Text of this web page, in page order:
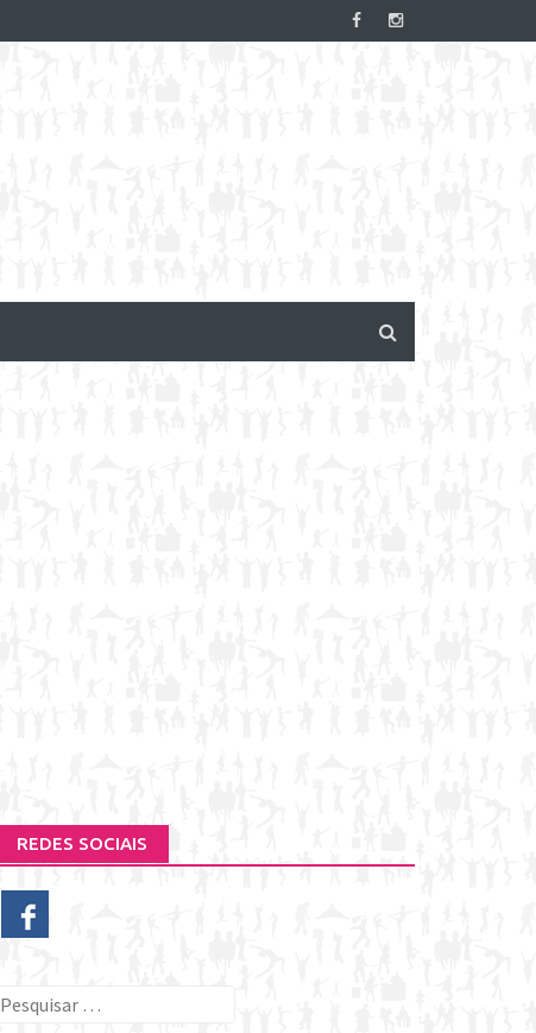
REDES SOCIAIS
Pesquisar